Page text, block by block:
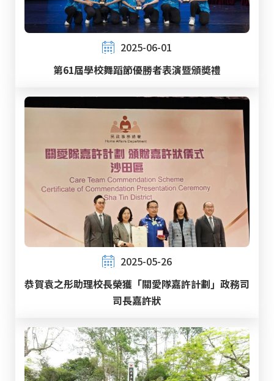
2025-06-01
第61屆學校舞蹈節優勝者表演暨頒奬禮
2025-05-26
恭賀袁之彤助理校長榮獲「關愛隊嘉許計劃」政務司
司長嘉許狀